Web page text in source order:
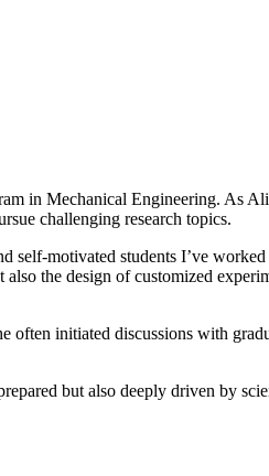
in Mechanical Engineering. As
challenging research topics.
motivated students I’ve
the design of customized
initiated discussions with
but also deeply driven by